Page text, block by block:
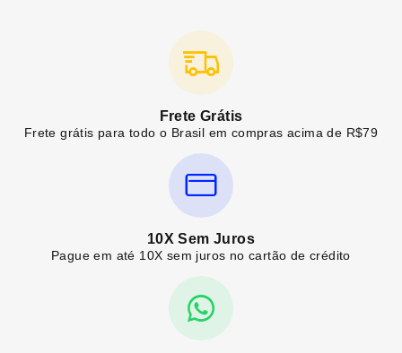
Frete Grátis
Frete grátis para todo o Brasil em compras acima de R$79
10X Sem Juros
Pague em até 10X sem juros no cartão de crédito